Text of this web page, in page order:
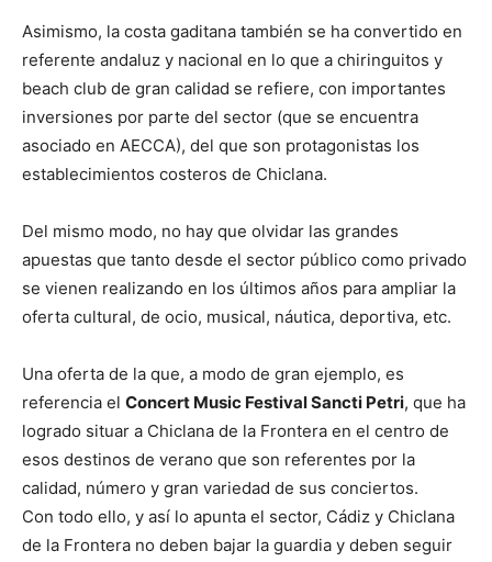
Asimismo, la costa gaditana también se ha convertido en
referente andaluz y nacional en lo que a chiringuitos y
beach club de gran calidad se refiere, con importantes
inversiones por parte del sector (que se encuentra
asociado en AECCA), del que son protagonistas los
establecimientos costeros de Chiclana.
Del mismo modo, no hay que olvidar las grandes
apuestas que tanto desde el sector público como privado
se vienen realizando en los últimos años para ampliar la
oferta cultural, de ocio, musical, náutica, deportiva, etc.
Una oferta de la que, a modo de gran ejemplo, es
referencia el Concert Music Festival Sancti Petri, que ha
logrado situar a Chiclana de la Frontera en el centro de
esos destinos de verano que son referentes por la
calidad, número y gran variedad de sus conciertos.
Con todo ello, y así lo apunta el sector, Cádiz y Chiclana
de la Frontera no deben bajar la guardia y deben seguir